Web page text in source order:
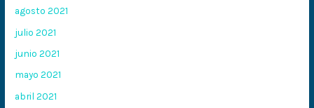
agosto 2021
julio 2021
junio 2021
mayo 2021
abril 2021